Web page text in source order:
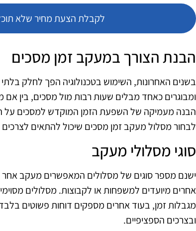
לקבלת הצעת מחיר שלא
הבנת הצורך במעקב זמן מסכים
בשנים האחרונות, השימוש בטכנולוגיה הפך לחלק
ומבוגרים כאחד מבלים שעות רבות מול מסכים, בין
הבנה מעמיקה של השפעת הזמן המוקדש למסכים על
לבחור מסלול מעקב זמן מסכים שיכול להתאים לצרכים
סוגי מסלולי מעקב
ישנם מספר סוגים של מסלולים המאפשרים מעקב
אחרים מיועדים למשפחות או לקבוצות. מסלולים
מגבלות זמן, בעוד אחרים מספקים דוחות פשוטים
ובצרכים הספציפיים.